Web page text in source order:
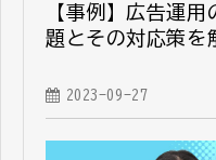
【事例】広告運
題とその対応策を
2023-09-27